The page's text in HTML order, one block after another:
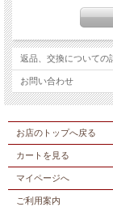
返品、交換についての
お問い合わせ
お店のトップへ戻る
カートを見る
マイページへ
ご利用案内